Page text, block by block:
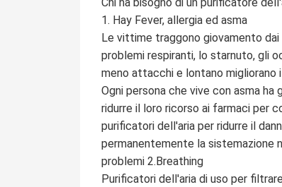
1. Hay Fever, allergia ed asma
Le vittime traggono giovamento
problemi respiranti, lo starnuto, gli
meno attacchi e lontano migliorano
Ogni persona che vive con asma
ridurre il loro ricorso ai farmaci per
purificatori dell'aria per ridurre il
permanentemente la sistemazione
problemi 2.Breathing
Purificatori dell'aria di uso per